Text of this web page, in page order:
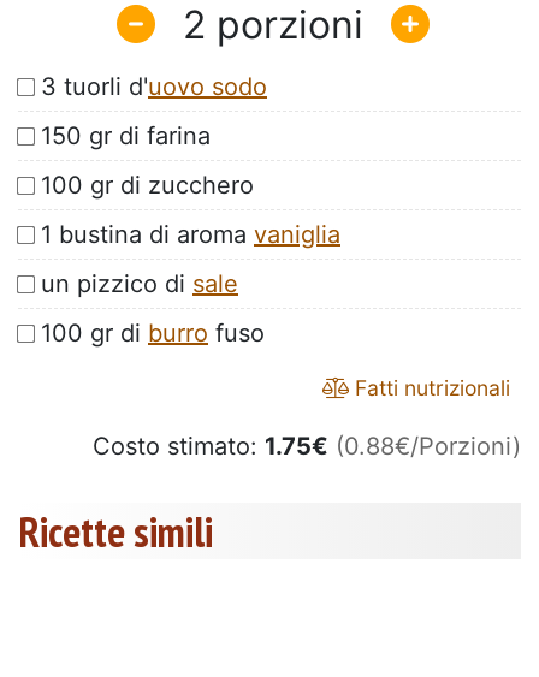
2
3 tuorli d'uovo sodo
150 gr di farina
100 gr di zucchero
1 bustina di aroma vaniglia
un pizzico di sale
100 gr di burro fuso
Fatti nutrizionali
Costo stimato: 1.75€ (0.88€/Porzioni)
Ricette simili